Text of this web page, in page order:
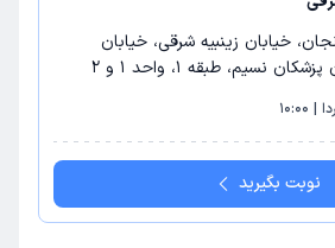
خیابان زینبیه شرقی، خیابان
نسیم، طبقه 1، واحد 1 و 2
| 10:00
نوبت بگیرید